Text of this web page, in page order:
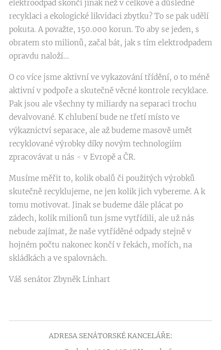
elektroodpad skončí jinak než v celkové a důsledné
recyklaci a ekologické likvidaci zbytku? To se pak udělí
pokuta. A považte, 150.000 korun. To aby se jeden, s
obratem sto milionů, začal bát, jak s tím elektrodpadem
opravdu naloží...
O co více jsme aktivní ve vykazování třídění, o to méně
aktivní v podpoře a skutečně věcné kontrole recyklace.
Pak jsou ale všechny ty miliardy na separaci trochu
devalvované. K chlubení bude ne třetí místo ve
výkaznictví separace, ale až budeme masově umět
recyklované výrobky díky novým technologiím
zpracovávat u nás - v Evropě a ČR.
Musíme měřit to, kolik obalů či použitých výrobků
skutečně recyklujeme, ne jen kolik jich vybereme. A k
tomu motivovat. Jinak se budeme dále plácat po
zádech, kolik milionů tun jsme vytřídili, ale už nás
nebude zajímat, že naše vytříděné odpady stejně v
hojném počtu nakonec končí v řekách, mořích, na
skládkách a ve spalovnách.
Váš senátor Zbyněk Linhart
ADRESA SENÁTORSKÉ KANCELÁŘE: